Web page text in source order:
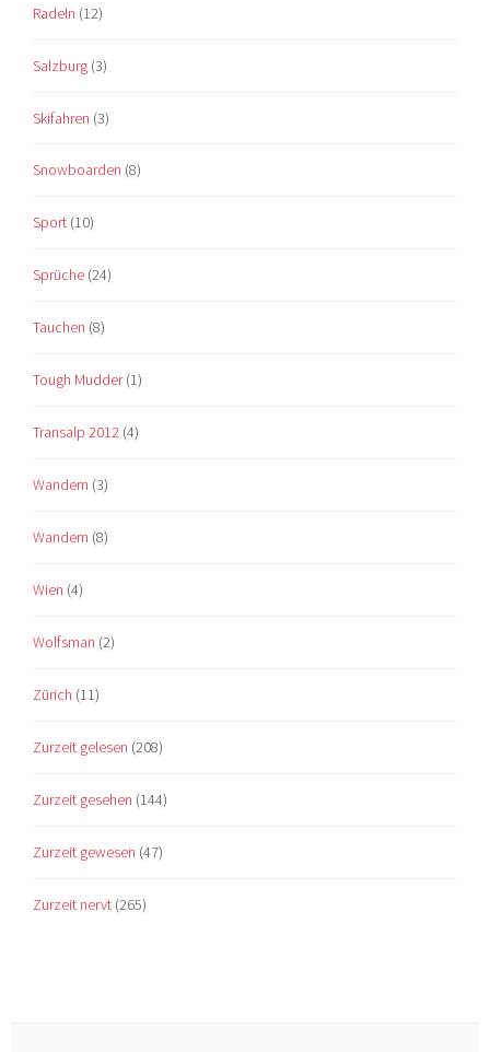
Radeln (12)
Salzburg (3)
Skifahren (3)
Snowboarden (8)
Sport (10)
Sprüche (24)
Tauchen (8)
Tough Mudder(1)
Transalp 2012 (4)
Wandern (3)
Wandern (8)
Wien (4)
Wolfsman (2)
Zürich (11)
Zurzeit gelesen (208)
Zurzeit gesehen (144)
Zurzeit gewesen (47)
Zurzeit nervt (265)